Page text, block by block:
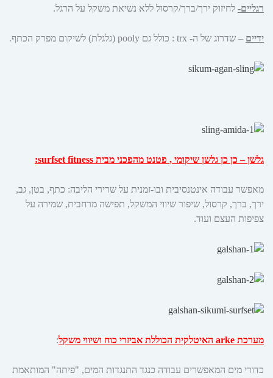
רגליים- לחיזוק ירך/ברך/קרסול ללא נשיאת משקל על הרגל.
ידיים – שדרוג של ה- trx : כולל גם pooly (גלגלת) לשיקום מפרק הכתף.
גלשן – כן כן גלשן שיקומי , פטנט מהפכני מבית surfset fitness:
מאפשר עבודה אינטנסיבית ובו-זמנית על שרירי הליבה: כתף, בטן, גב,
ירך, ברך, קרסול, שיפור שיווי המשקל, תפישה מרחבית, שמירה על
צפיפות העצם ועוד.
מערכת arke האיטלקית הכוללת אביזרי כוח ושיווי משקל :
כדורי מים המאפשרים עבודה כנגד התנגדות המים, "פיתה" המותאמת